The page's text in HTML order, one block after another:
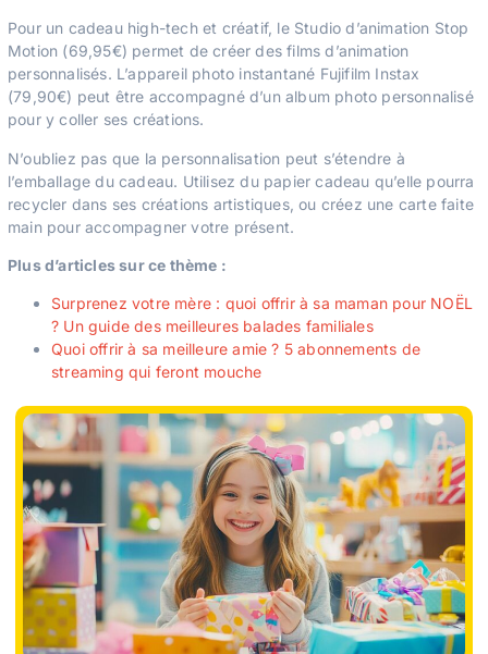
Pour un cadeau high-tech et créatif, le Studio d’animation Stop
Motion (69,95€) permet de créer des films d’animation
personnalisés. L’appareil photo instantané Fujifilm Instax
(79,90€) peut être accompagné d’un album photo personnalisé
pour y coller ses créations.
N’oubliez pas que la personnalisation peut s’étendre à
l’emballage du cadeau. Utilisez du papier cadeau qu’elle pourra
recycler dans ses créations artistiques, ou créez une carte faite
main pour accompagner votre présent.
Plus d’articles sur ce thème :
Surprenez votre mère : quoi offrir à sa maman pour NOËL
? Un guide des meilleures balades familiales
Quoi offrir à sa meilleure amie ? 5 abonnements de
streaming qui feront mouche